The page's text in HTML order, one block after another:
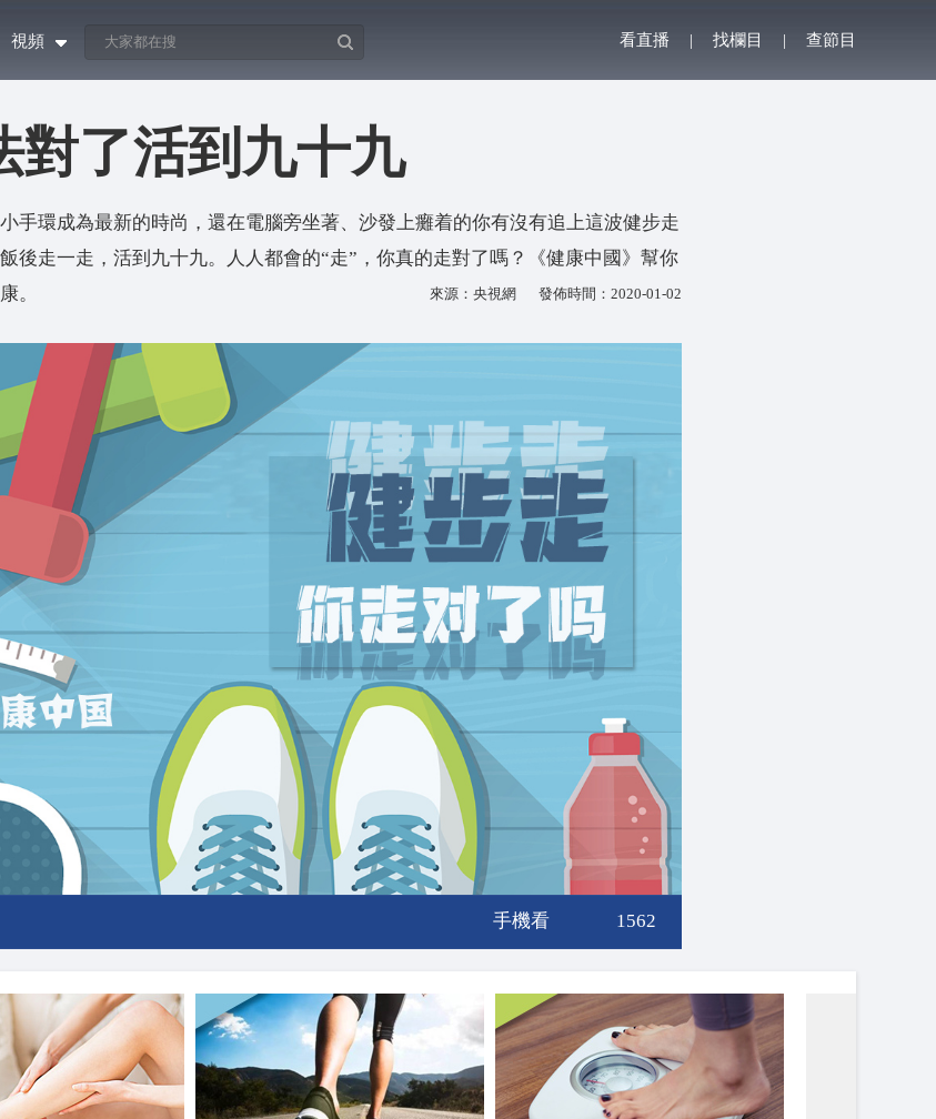
視頻 看直播 | 找欄目 | 查節目
對了活到九十九
手環成為最新的時尚，還在電腦旁坐著、沙發上癱着的你有沒有追上這波健步走
後走一走，活到九十九。人人都會的“走”，你真的走對了嗎？《健康中國》幫你
。
來源：央視網 發佈時間：2020-01-02
手機看 1562